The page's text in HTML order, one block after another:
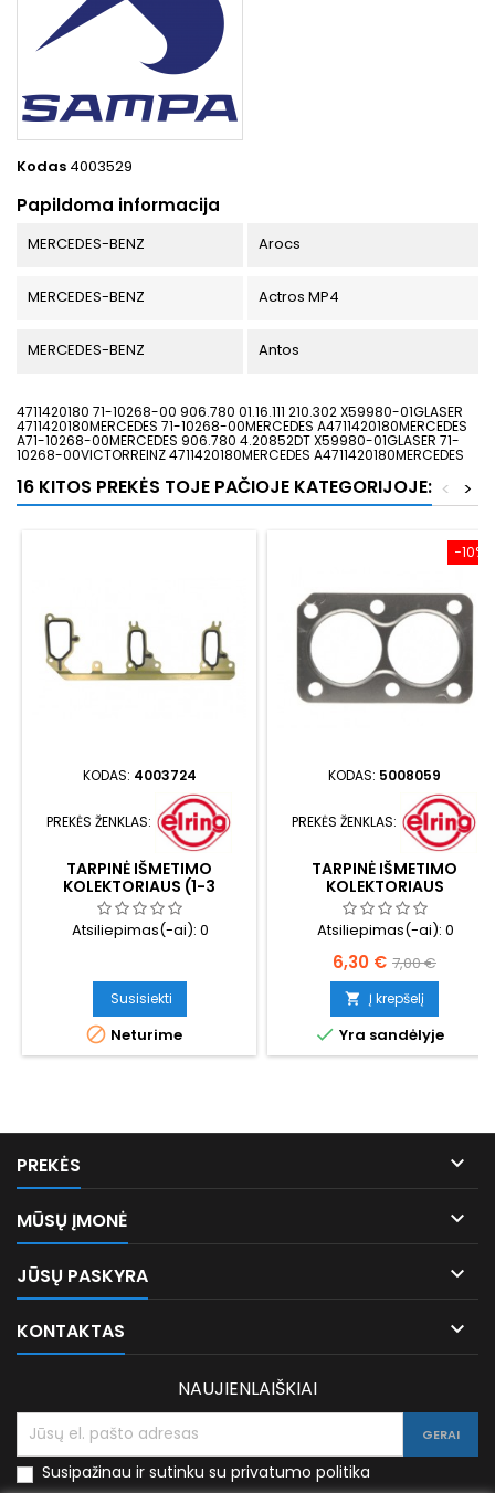
Kodas 4003529
Papildoma informacija
MERCEDES-BENZ Arocs
MERCEDES-BENZ Actros MP4
MERCEDES-BENZ Antos
4711420180 71-10268-00 906.780 01.16.111 210.302 X59980-01GLASER
4711420180MERCEDES 71-10268-00MERCEDES A4711420180MERCEDES
A71-10268-00MERCEDES 906.780 4.20852DT X59980-01GLASER 71-
10268-00VICTORREINZ 4711420180MERCEDES A4711420180MERCEDES
16 KITOS PREKĖS TOJE PAČIOJE KATEGORIJOJE: >
<
KODAS: 4003724
PREKĖS ŽENKLAS:
TARPINĖ IŠMETIMO
KOLEKTORIAUS (1-3
CILINDRAI)
Atsiliepimas(-ai): 0
Susisiekti
 Neturime
−10%
KODAS: 5008059
PREKĖS ŽENKLAS:
TARPINĖ IŠMETIMO
KOLEKTORIAUS
Atsiliepimas(-ai): 0
Kaina
6,30 € Bazinė
kaina
7,00 €
 Į krepšelį
 Yra sandėlyje
PREKĖS 
MŪSŲ ĮMONĖ 
JŪSŲ PASKYRA 
KONTAKTAS 
NAUJIENLAIŠKIAI
Susipažinau ir sutinku su privatumo politika